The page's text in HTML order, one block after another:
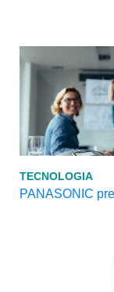
TECNOLOGIA
PANASONIC